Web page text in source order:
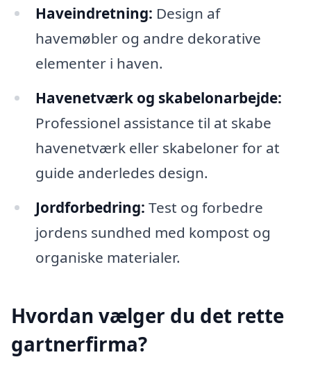
Haveindretning: Design af
havemøbler og andre dekorative
elementer i haven.
Havenetværk og skabelonarbejde:
Professionel assistance til at skabe
havenetværk eller skabeloner for at
guide anderledes design.
Jordforbedring: Test og forbedre
jordens sundhed med kompost og
organiske materialer.
Hvordan vælger du det rette
gartnerfirma?